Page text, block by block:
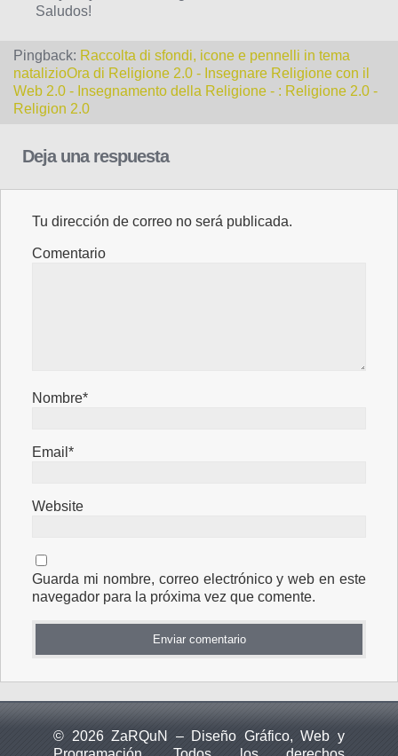
Saludos!
Pingback: Raccolta di sfondi, icone e pennelli in tema
natalizioOra di Religione 2.0 - Insegnare Religione con il
Web 2.0 - Insegnamento della Religione - : Religione 2.0 -
Religion 2.0
Deja una respuesta
Tu dirección de correo no será publicada.
Comentario
Nombre*
Email*
Website
Guarda mi nombre, correo electrónico y web en este
navegador para la próxima vez que comente.
© 2026 ZaRQuN – Diseño Gráfico, Web y